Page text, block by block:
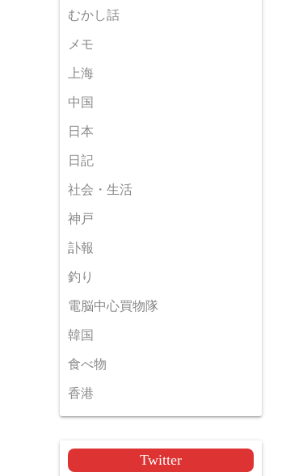
むかし話
メモ
上海
中国
日本
日記
社会・生活
神戸
訃報
釣り
電脳中心買物隊
韓国
食べ物
香港
Twitter